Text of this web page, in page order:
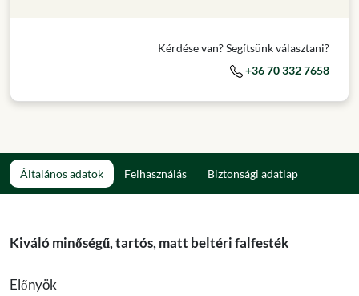
Kérdése van? Segítsünk választani?
+36 70 332 7658
Általános adatok Felhasználás Biztonsági adatlap
Kiváló minőségű, tartós, matt beltéri falfesték
Előnyök